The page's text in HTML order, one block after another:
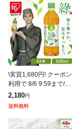
\実質1,680円! クーポン
利用で 8/6 9:59まで/お
茶 緑茶 ペットボトル 5
00ml 24本 密閉抽出 香
り高い 旨
2,180円
送料無料